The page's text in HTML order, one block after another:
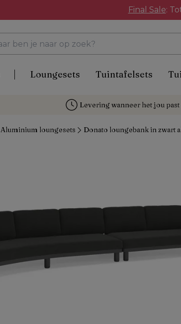
Final Sale:
Loungesets Tuintafelsets
Levering wanneer het jou past
Aluminium loungesets Donato loungebank in zwart